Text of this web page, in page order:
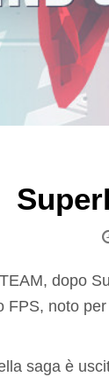
dopo
FPS, noto
saga è